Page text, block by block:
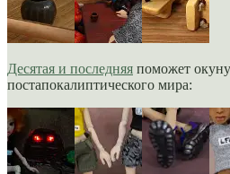
Десятая и последняя поможет
постапокалиптического мира: